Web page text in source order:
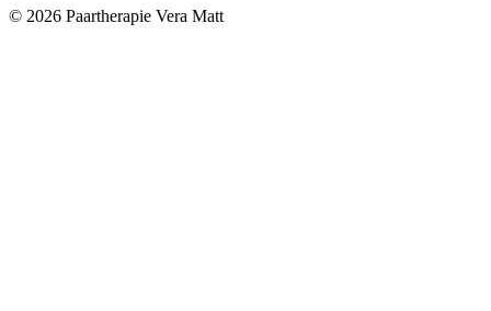
© 2026 Paartherapie Vera Matt